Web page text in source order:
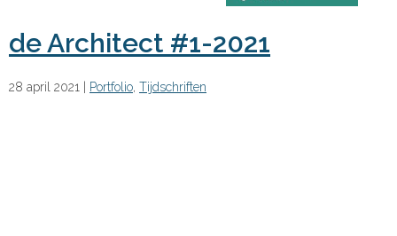
de Architect #1-2021
28 april 2021 Portfolio Tijdschriften